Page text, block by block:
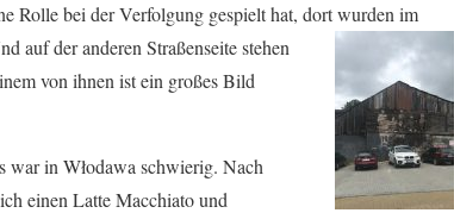
Rolle bei der Verfolgung gespielt hat, dort wurden im
auf der anderen Straßenseite stehen
von ihnen ist ein großes Bild
war in Włodawa schwierig. Nach
einen Latte Macchiato und